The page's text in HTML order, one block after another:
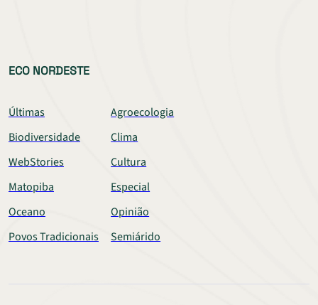
ECO NORDESTE
Últimas
Agroecologia
Biodiversidade
Clima
WebStories
Cultura
Matopiba
Especial
Oceano
Opinião
Povos Tradicionais
Semiárido